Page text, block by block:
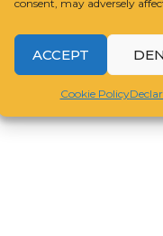
consent, may adversely
ACCEPT
Cookie Policy